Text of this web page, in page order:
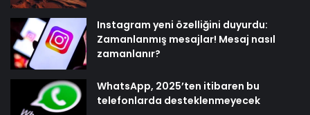
Instagram yeni özelliğini duyurdu:
Zamanlanmış mesajlar! Mesaj nasıl
zamanlanır?
WhatsApp, 2025’ten itibaren bu
telefonlarda desteklenmeyecek